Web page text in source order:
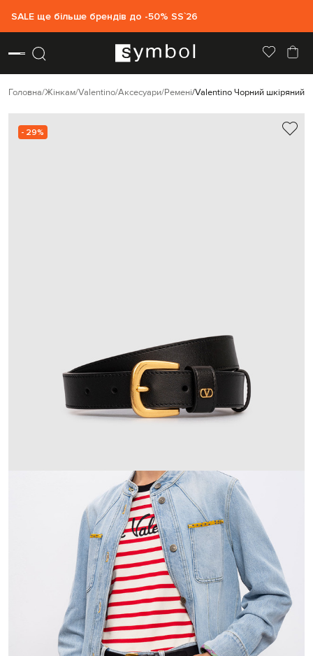
SALE ще більше брендів до -50% SS`26
Головна Жінкам Valentino Аксесуари Ремені Valentino Чорний шкіряний
- 29%